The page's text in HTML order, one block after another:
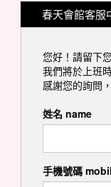
春天會館客服
您好！請留下
我們將於上班
感謝您的詢問
姓名 name
手機號碼